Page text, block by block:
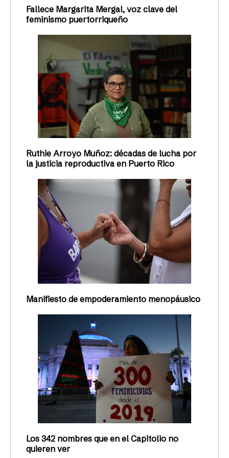
Fallece Margarita Mergal, voz clave del
feminismo puertorriqueño
Ruthie Arroyo Muñoz: décadas de lucha por
la justicia reproductiva en Puerto Rico
Manifiesto de empoderamiento menopáusico
Los 342 nombres que en el Capitolio no
quieren ver